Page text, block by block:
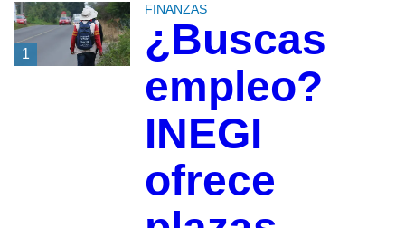
1
FINANZAS
¿Buscas
empleo?
INEGI
ofrece